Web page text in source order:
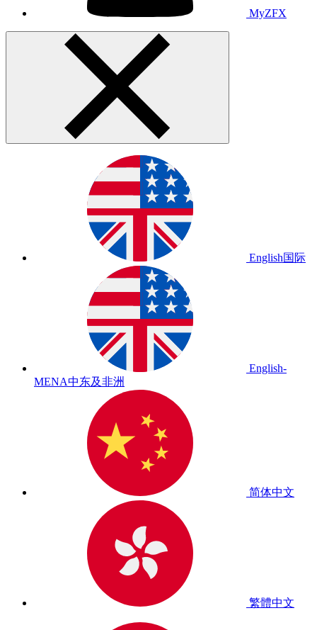
MyZFX
English国际
English-
MENA中东及非洲
简体中文
繁體中文